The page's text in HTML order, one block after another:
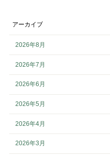
アーカイブ
2026年8月
2026年7月
2026年6月
2026年5月
2026年4月
2026年3月